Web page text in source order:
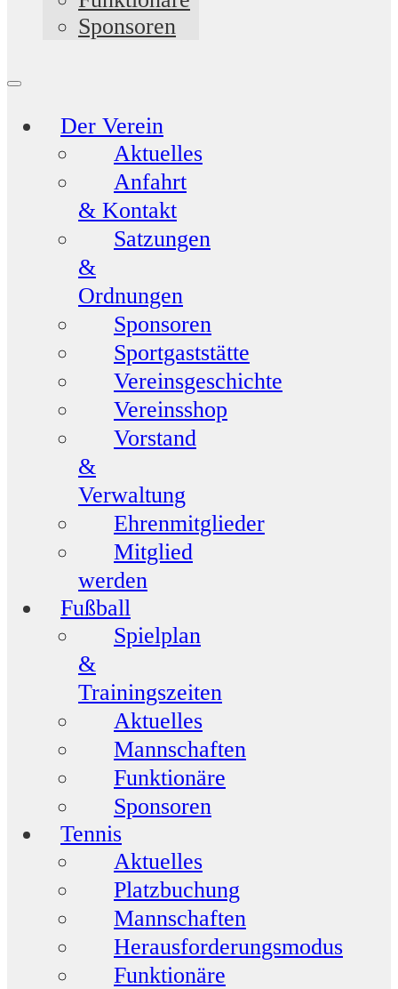
Sponsoren
Der Verein
Aktuelles
Anfahrt
& Kontakt
Satzungen
&
Ordnungen
Sponsoren
Sportgaststätte
Vereinsgeschichte
Vereinsshop
Vorstand
&
Verwaltung
Ehrenmitglieder
Mitglied
werden
Fußball
Spielplan
&
Trainingszeiten
Aktuelles
Mannschaften
Funktionäre
Sponsoren
Tennis
Aktuelles
Platzbuchung
Mannschaften
Herausforderungsmodus
Funktionäre